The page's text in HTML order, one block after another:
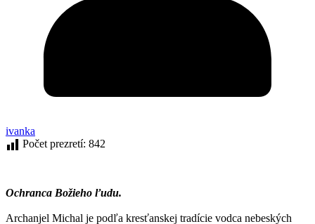
ivanka
Počet prezretí: 842
Ochranca Božieho ľudu.
Archanjel Michal je podľa kresťanskej tradície vodca nebeských